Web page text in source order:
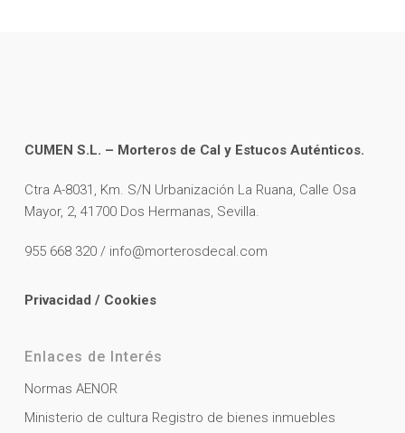
CUMEN S.L. – Morteros de Cal y Estucos Auténticos.
Ctra A-8031, Km. S/N Urbanización La Ruana, Calle Osa
Mayor, 2, 41700 Dos Hermanas, Sevilla.
955 668 320 / info@morterosdecal.com
Privacidad / Cookies
Enlaces de Interés
Normas AENOR
Ministerio de cultura Registro de bienes inmuebles